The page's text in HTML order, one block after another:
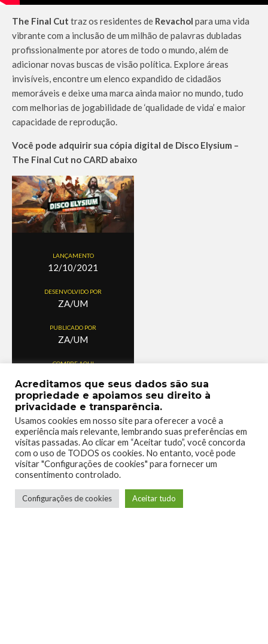
The Final Cut traz os residentes de Revachol para uma vida
vibrante com a inclusão de um milhão de palavras dubladas
profissionalmente por atores de todo o mundo, além de
adicionar novas buscas de visão política. Explore áreas
invisíveis, encontre um elenco expandido de cidadãos
memoráveis ​​e deixe uma marca ainda maior no mundo, tudo
com melhorias de jogabilidade de ‘qualidade de vida’ e maior
capacidade de reprodução.
Você pode adquirir sua cópia digital de Disco Elysium –
The Final Cut no CARD abaixo
LANÇAMENTO
12/10/2021
DESENVOLVIDO POR
ZA/UM
PUBLICADO POR
ZA/UM
COMPRE AQUI
TAGS DISCOELYSIUM STUDIOZAUM THE FINAL CUT
Acreditamos que seus dados são sua
propriedade e apoiamos seu direito à
privacidade e transparência.
Usamos cookies em nosso site para oferecer a você a
experiência mais relevante, lembrando suas preferências em
visitas passadas. Ao clicar em “Aceitar tudo”, você concorda
com o uso de TODOS os cookies. No entanto, você pode
visitar "Configurações de cookies" para fornecer um
consentimento controlado.
Configurações de cookies Aceitar tudo